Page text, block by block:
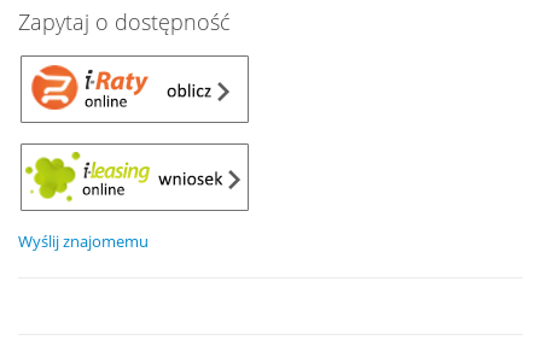
Zapytaj o dostępność
Wyślij znajomemu